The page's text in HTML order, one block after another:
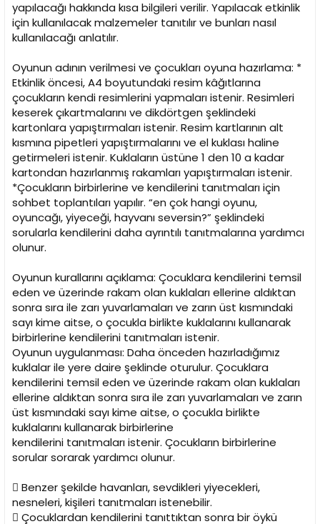
yapılacağı hakkında kısa bilgileri verilir. Yapılacak etkinlik
için kullanılacak malzemeler tanıtılır ve bunları nasıl
kullanılacağı anlatılır.
Oyunun adının verilmesi ve çocukları oyuna hazırlama: *
Etkinlik öncesi, A4 boyutundaki resim kâğıtlarına
çocukların kendi resimlerini yapmaları istenir. Resimleri
keserek çıkartmalarını ve dikdörtgen şeklindeki
kartonlara yapıştırmaları istenir. Resim kartlarının alt
kısmına pipetleri yapıştırmalarını ve el kuklası haline
getirmeleri istenir. Kuklaların üstüne 1 den 10 a kadar
kartondan hazırlanmış rakamları yapıştırmaları istenir.
*Çocukların birbirlerine ve kendilerini tanıtmaları için
sohbet toplantıları yapılır. “en çok hangi oyunu,
oyuncağı, yiyeceği, hayvanı seversin?” şeklindeki
sorularla kendilerini daha ayrıntılı tanıtmalarına yardımcı
olunur.
Oyunun kurallarını açıklama: Çocuklara kendilerini temsil
eden ve üzerinde rakam olan kuklaları ellerine aldıktan
sonra sıra ile zarı yuvarlamaları ve zarın üst kısmındaki
sayı kime aitse, o çocukla birlikte kuklalarını kullanarak
birbirlerine kendilerini tanıtmaları istenir.
Oyunun uygulanması: Daha önceden hazırladığımız
kuklalar ile yere daire şeklinde oturulur. Çocuklara
kendilerini temsil eden ve üzerinde rakam olan kuklaları
ellerine aldıktan sonra sıra ile zarı yuvarlamaları ve zarın
üst kısmındaki sayı kime aitse, o çocukla birlikte
kuklalarını kullanarak birbirlerine
kendilerini tanıtmaları istenir. Çocukların birbirlerine
sorular sorarak yardımcı olunur.
 Benzer şekilde havanları, sevdikleri yiyecekleri,
nesneleri, kişileri tanıtmaları istenebilir.
 Çocuklardan kendilerini tanıttıktan sonra bir öykü